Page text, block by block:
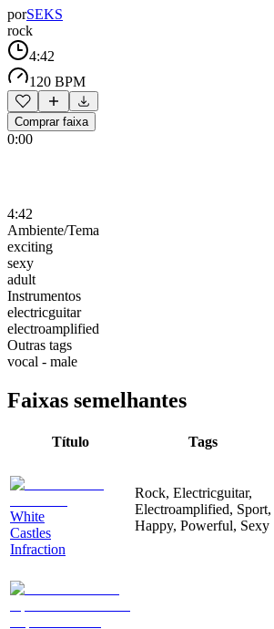
porSEKS
rock
4:42
120 BPM
Comprar faixa
0:00
4:42
Ambiente/Tema
exciting
sexy
adult
Instrumentos
electricguitar
electroamplified
Outras tags
vocal - male
Faixas semelhantes
Título Tags
White
Castles
Infraction
Rock, Electricguitar,
Electroamplified, Sport,
Happy, Powerful, Sexy